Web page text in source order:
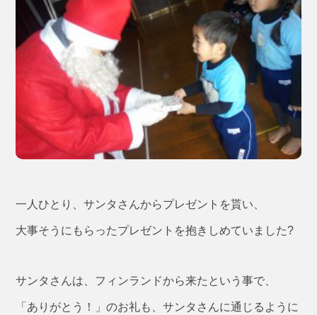
一人ひとり、サンタさんからプレゼントを貰い、
大事そうにもらったプレゼントを抱きしめていました?
サンタさんは、フィンランドから来たという事で、
「ありがとう！」のお礼も、サンタさんに通じるように